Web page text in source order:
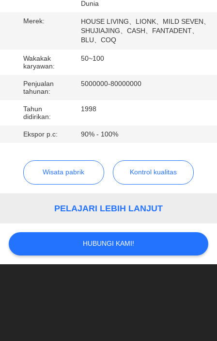
HUBUNGI
PERMINTAAN
PENAWARAN
PETA
SITUS
KEBIJAKAN
PRIBADI
Dunia
Merek:
HOUSE LIVING、LIONK、MILD SEVEN、
SHUJIAJING、CASH、FANTADENT、
BLU、COQ
Wakakak
karyawan:
50~100
Penjualan
tahunan:
5000000-80000000
Tahun
didirikan:
1998
Ekspor p.c: 90% - 100%
Wisata pabrik Kontrol kualitas
PELAJARI LEBIH LANJUT
HUBUNGI KAMI!